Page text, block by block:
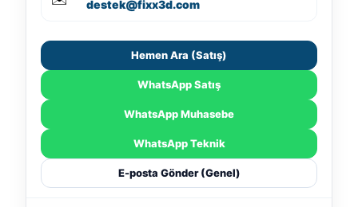
destek@fixx3d.com
Hemen Ara (Satış)
WhatsApp Satış
WhatsApp Muhasebe
WhatsApp Teknik
E-posta Gönder (Genel)